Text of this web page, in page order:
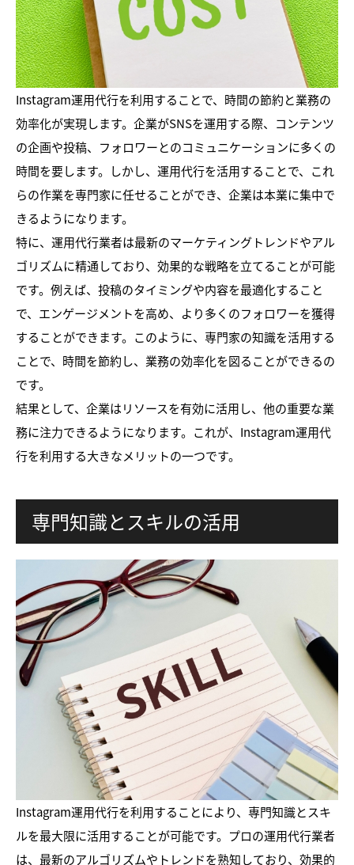
Instagram運用代行を利用することで、時間の節約と業務の
効率化が実現します。企業がSNSを運用する際、コンテンツ
の企画や投稿、フォロワーとのコミュニケーションに多くの
時間を要します。しかし、運用代行を活用することで、これ
らの作業を専門家に任せることができ、企業は本業に集中で
きるようになります。
特に、運用代行業者は最新のマーケティングトレンドやアル
ゴリズムに精通しており、効果的な戦略を立てることが可能
です。例えば、投稿のタイミングや内容を最適化すること
で、エンゲージメントを高め、より多くのフォロワーを獲得
することができます。このように、専門家の知識を活用する
ことで、時間を節約し、業務の効率化を図ることができるの
です。
結果として、企業はリソースを有効に活用し、他の重要な業
務に注力できるようになります。これが、Instagram運用代
行を利用する大きなメリットの一つです。
専門知識とスキルの活用
Instagram運用代行を利用することにより、専門知識とスキ
ルを最大限に活用することが可能です。プロの運用代行業者
は、最新のアルゴリズムやトレンドを熟知しており、効果的